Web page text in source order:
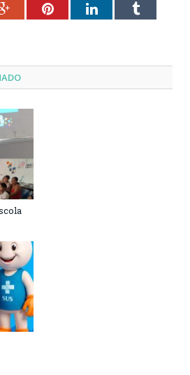
Google+PinterestLinkedInTumblr